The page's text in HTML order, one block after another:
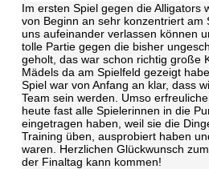
Im ersten Spiel gegen die Alligators
von Beginn an sehr konzentriert am
uns aufeinander verlassen können
tolle Partie gegen die bisher
geholt, das war schon richtig große
Mädels da am Spielfeld gezeigt
Spiel war von Anfang an klar, dass
Team sein werden. Umso
heute fast alle Spielerinnen in die
eingetragen haben, weil sie die
Training üben, ausprobiert haben
waren. Herzlichen Glückwunsch
der Finaltag kann kommen!